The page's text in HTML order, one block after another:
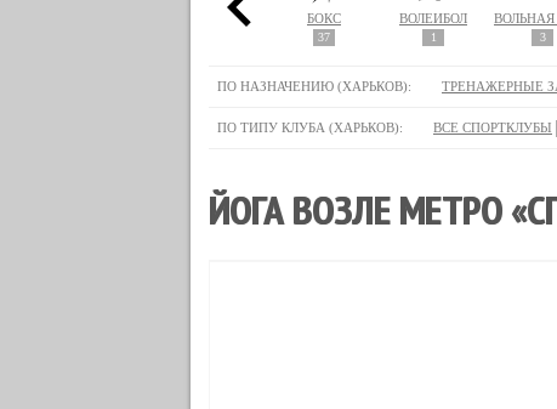
БИЛЬЯРД БОКС
37
ВОЛЕЙБОЛ
1 3
ПО НАЗНАЧЕНИЮ (ХАРЬКОВ): ТРЕНАЖЕРНЫЕ
ПО ТИПУ КЛУБА (ХАРЬКОВ): ВСЕ СПОРТКЛУБЫ
ЙОГА ВОЗЛЕ МЕТРО